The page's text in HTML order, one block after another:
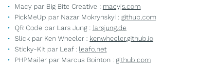
Macy par Big Bite Creative : macyjs.com
PickMeUp par Nazar Mokrynskyi : github.com
QR Code par Lars Jung : larsjung.de
Slick par Ken Wheeler : kenwheeler.github.io
Sticky-Kit par Leaf : leafo.net
PHPMailer par Marcus Bointon : github.com